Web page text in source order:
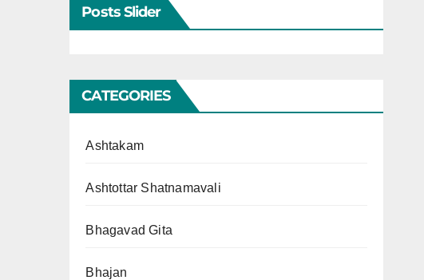
Posts Slider
CATEGORIES
Ashtakam
Ashtottar Shatnamavali
Bhagavad Gita
Bhajan